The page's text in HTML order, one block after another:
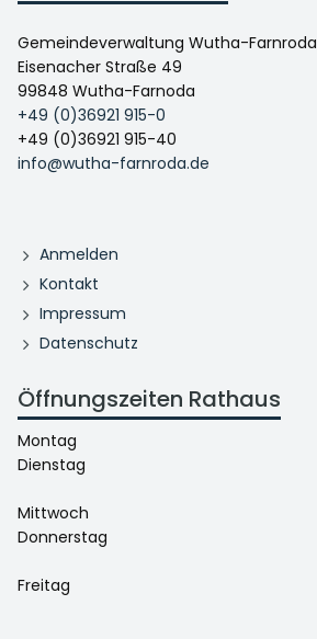
Gemeindeverwaltung Wutha-Farnroda
Eisenacher Straße 49
99848 Wutha-Farnoda
+49 (0)36921 915-0
+49 (0)36921 915-40
info@wutha-farnroda.de
Anmelden
Kontakt
Impressum
Datenschutz
Öffnungszeiten Rathaus
Montag
Dienstag
Mittwoch
Donnerstag
Freitag